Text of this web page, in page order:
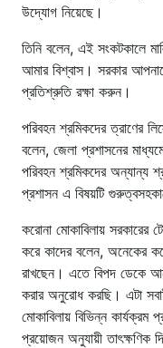
উদ্যোগ নিয়েছে।
তিনি বলেন, এই সংকটকালে
আমার বিশ্বাস। সরকার
প্রতিশ্রুতি রক্ষা করুন।
পরিবহন শ্রমিকদের ত্রাণের
বলেন, জেলা প্রশাসনের
পরিবহন শ্রমিকদের অন্যান্য
প্রশাসন এ বিষয়টি
করোনা মোকাবিলায় সরকারের
করে কাদের বলেন, অনেকের
রাখছেন। এতে বিপদ ডেকে
করার অনুরোধ করছি। এটা
মোকাবিলায় বিভিন্ন কার্যক্রম
প্রয়োজন অনুযায়ী তাৎক্ষণিক